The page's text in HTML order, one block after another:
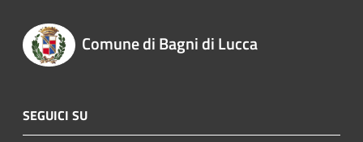
Comune di Bagni di Lucca
SEGUICI SU